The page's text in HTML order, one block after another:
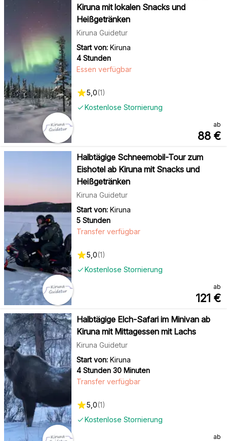
Kiruna mit lokalen Snacks und
Heißgetränken
Kiruna Guidetur
Start von: Kiruna
4 Stunden
Kostenlose Stornierung
Essen verfügbar
5,0(1)
ab
88 €
Halbtägige Schneemobil-Tour zum
Eishotel ab Kiruna mit Snacks und
Heißgetränken
Kiruna Guidetur
Start von: Kiruna
5 Stunden
Kostenlose Stornierung
Transfer verfügbar
5,0(1)
ab
121 €
Halbtägige Elch-Safari im Minivan ab
Kiruna mit Mittagessen mit Lachs
Kiruna Guidetur
Start von: Kiruna
4 Stunden 30 Minuten
Kostenlose Stornierung
Transfer verfügbar
5,0(1)
ab